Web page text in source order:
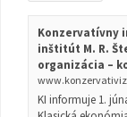
Konzervatívny
inštitút M. R.
organizácia –
KI informuje 1.